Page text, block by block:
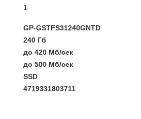
1
GP-GSTFS31240GNTD
240 Гб
до 420 Мб/сек
до 500 Мб/сек
SSD
4719331803711